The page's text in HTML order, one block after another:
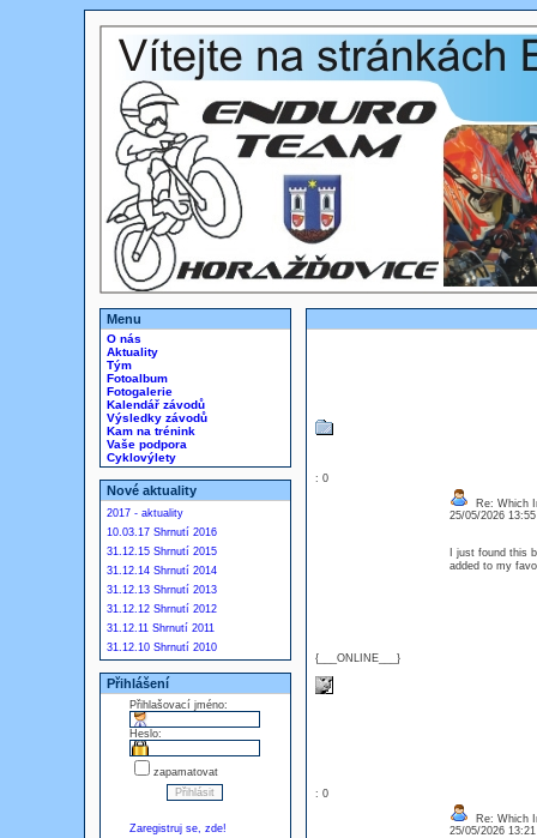
Menu
O nás
Aktuality
Tým
Fotoalbum
Fotogalerie
Kalendář závodů
Výsledky závodů
Kam na trénink
Vaše podpora
Cyklovýlety
Nové aktuality
2017 - aktuality
10.03.17 Shrnutí 2016
31.12.15 Shrnutí 2015
31.12.14 Shrnutí 2014
31.12.13 Shrnutí 2013
31.12.12 Shrnutí 2012
31.12.11 Shrnutí 2011
31.12.10 Shrnutí 2010
Přihlášení
Přihlašovací jméno:
Heslo:
zapamatovat
Zaregistruj se, zde!
: 0
{___ONLINE___}
Re: Which
25/05/2026
I just found this
added to my
: 0
Re: Which
25/05/2026